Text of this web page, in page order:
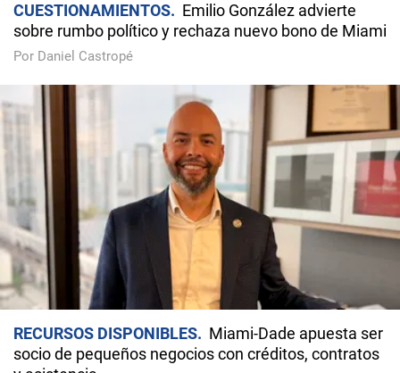
CUESTIONAMIENTOS
Emilio González advierte
sobre rumbo político y rechaza nuevo bono de Miami
Por Daniel Castropé
RECURSOS DISPONIBLES
Miami-Dade apuesta ser
socio de pequeños negocios con créditos, contratos